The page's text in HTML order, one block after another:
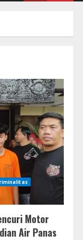
Motor
Air Panas